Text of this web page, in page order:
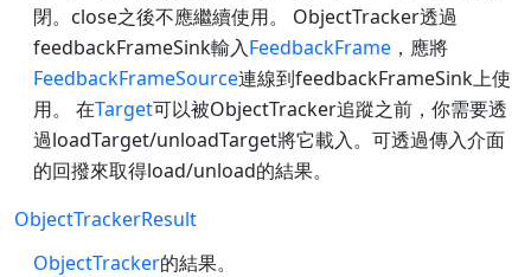
閉。close之後不應繼續使用。 ObjectTracker透過
feedbackFrameSink輸入FeedbackFrame ，應將
FeedbackFrameSource連線到feedbackFrameSink上使
用。 在Target可以被ObjectTracker追蹤之前，你需要透
過loadTarget/unloadTarget將它載入。可透過傳入介面
的回撥來取得load/unload的結果。
ObjectTrackerResult
ObjectTracker的結果。